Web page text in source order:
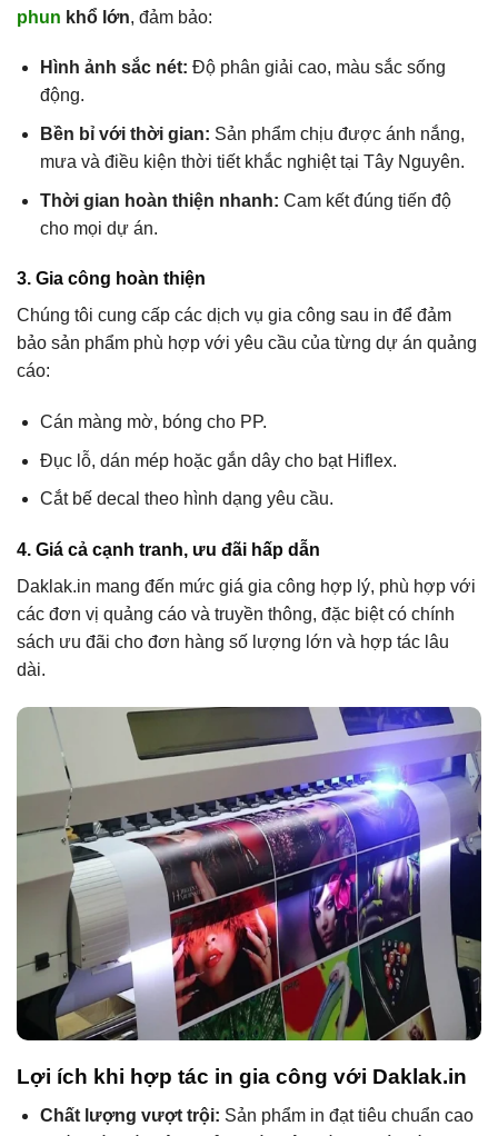
phun khổ lớn, đảm bảo:
Hình ảnh sắc nét: Độ phân giải cao, màu sắc sống
động.
Bền bỉ với thời gian: Sản phẩm chịu được ánh nắng,
mưa và điều kiện thời tiết khắc nghiệt tại Tây Nguyên.
Thời gian hoàn thiện nhanh: Cam kết đúng tiến độ
cho mọi dự án.
3. Gia công hoàn thiện
Chúng tôi cung cấp các dịch vụ gia công sau in để đảm
bảo sản phẩm phù hợp với yêu cầu của từng dự án quảng
cáo:
Cán màng mờ, bóng cho PP.
Đục lỗ, dán mép hoặc gắn dây cho bạt Hiflex.
Cắt bế decal theo hình dạng yêu cầu.
4. Giá cả cạnh tranh, ưu đãi hấp dẫn
Daklak.in mang đến mức giá gia công hợp lý, phù hợp với
các đơn vị quảng cáo và truyền thông, đặc biệt có chính
sách ưu đãi cho đơn hàng số lượng lớn và hợp tác lâu
dài.
Lợi ích khi hợp tác in gia công với Daklak.in
Chất lượng vượt trội: Sản phẩm in đạt tiêu chuẩn cao